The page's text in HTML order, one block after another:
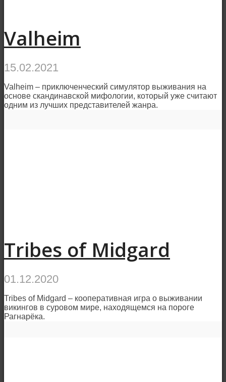
Valheim
15.02.2021
Valheim – приключенческий симулятор выживания на
основе скандинавской мифологии, который уже считают
одним из лучших представителей жанра.
Tribes of Midgard
01.12.2020
Tribes of Midgard – кооперативная игра о выживании
викингов в суровом мире, находящемся на пороге
Рагнарёка.